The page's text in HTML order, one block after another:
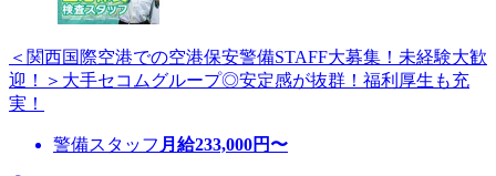
＜関西国際空港での空港保安警備STAFF大募集！未経験大歓
迎！＞大手セコムグループ◎安定感が抜群！福利厚生も充
実！
警備スタッフ 月給233,000円〜